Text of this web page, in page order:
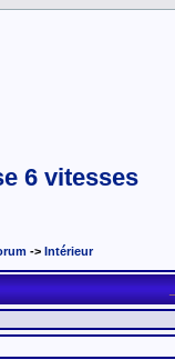
6 vitesses
-> Intérieur